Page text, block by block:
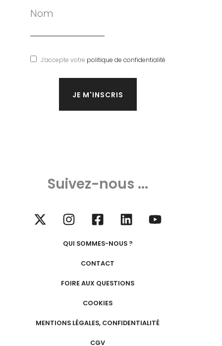
Nom
J’accepte votre politique de confidentialité
Suivez-nous ...
QUI SOMMES-NOUS ?
CONTACT
FOIRE AUX QUESTIONS
COOKIES
MENTIONS LÉGALES, CONFIDENTIALITÉ
CGV